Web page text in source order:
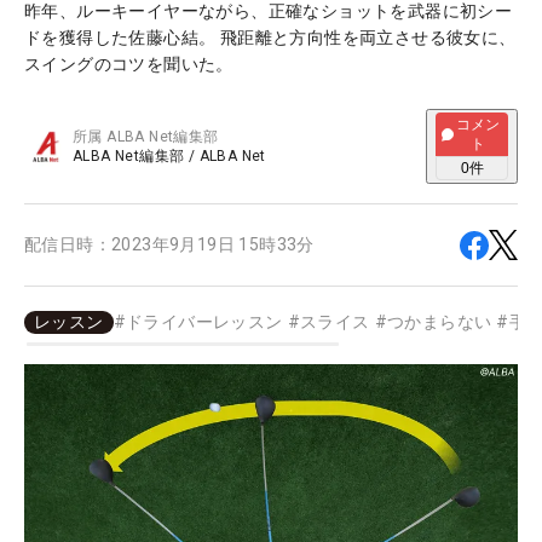
昨年、ルーキーイヤーながら、正確なショットを武器に初シー
ドを獲得した佐藤心結。 飛距離と方向性を両立させる彼女に、
スイングのコツを聞いた。
所属ALBA Net編集部
ALBA Net編集部 / ALBA Net
コメン
ト
0件
配信日時： 2023年9月19日 15時33分
レッスン # ドライバーレッスン #スライス #つかまらない #手